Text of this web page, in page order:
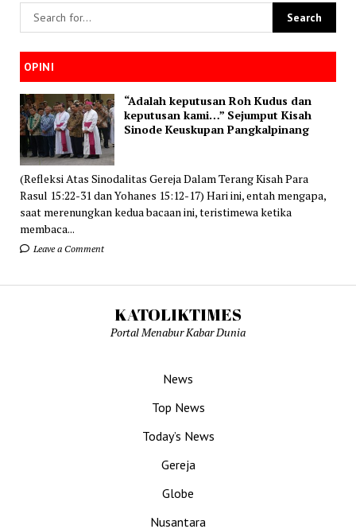
OPINI
“Adalah keputusan Roh Kudus dan
keputusan kami…” Sejumput Kisah
Sinode Keuskupan Pangkalpinang
(Refleksi Atas Sinodalitas Gereja Dalam Terang Kisah Para
Rasul 15:22-31 dan Yohanes 15:12-17) Hari ini, entah mengapa,
saat merenungkan kedua bacaan ini, teristimewa ketika
membaca...
Leave a Comment
KATOLIKTIMES
Portal Menabur Kabar Dunia
News
Top News
Today’s News
Gereja
Globe
Nusantara